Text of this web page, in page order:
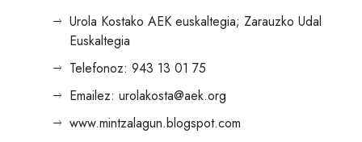
Urola Kostako AEK euskaltegia; Zarauzko Udal
Euskaltegia
Telefonoz: 943 13 01 75
Emailez: urolakosta@aek.org
www.mintzalagun.blogspot.com